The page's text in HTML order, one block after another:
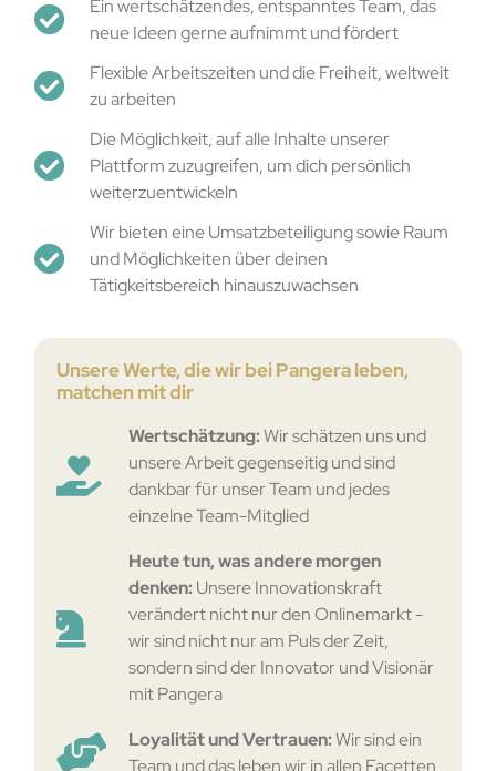
Ein wertschätzendes, entspanntes Team, das
neue Ideen gerne aufnimmt und fördert
Flexible Arbeitszeiten und die Freiheit, weltweit
zu arbeiten
Die Möglichkeit, auf alle Inhalte unserer
Plattform zuzugreifen, um dich persönlich
weiterzuentwickeln
Wir bieten eine Umsatzbeteiligung sowie Raum
und Möglichkeiten über deinen
Tätigkeitsbereich hinauszuwachsen
Unsere Werte, die wir bei Pangera leben,
matchen mit dir
Wertschätzung:Wir schätzen uns und
unsere Arbeit gegenseitig und sind
dankbar für unser Team und jedes
einzelne Team-Mitglied
Heute tun, was andere morgen
denken:Unsere Innovationskraft
verändert nicht nur den Onlinemarkt -
wir sind nicht nur am Puls der Zeit,
sondern sind der Innovator und Visionär
mit Pangera
Loyalität und Vertrauen:Wir sind ein
Team und das leben wir in allen Facetten